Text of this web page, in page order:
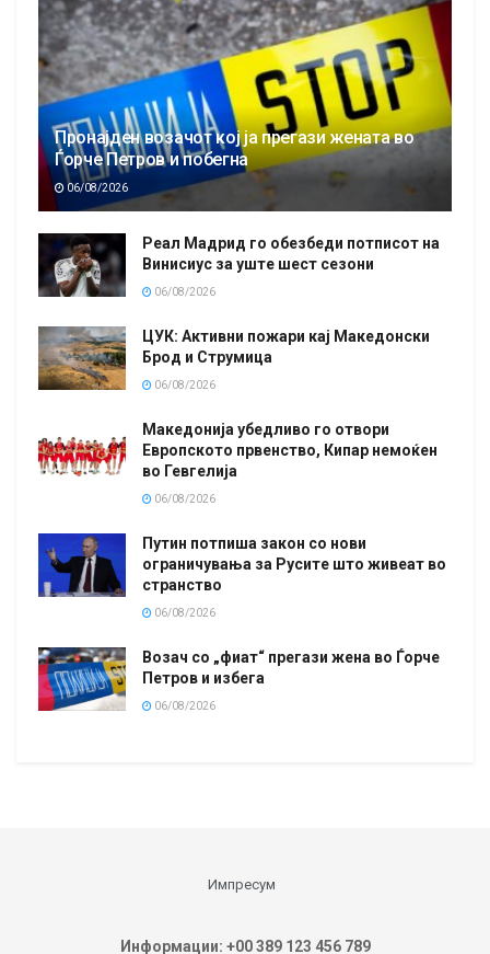
Пронајден возачот кој ја прегази жената во
Ѓорче Петров и побегна
06/08/2026
Реал Мадрид го обезбеди потписот на
Винисиус за уште шест сезони
06/08/2026
ЦУК: Активни пожари кај Македонски
Брод и Струмица
06/08/2026
Македонија убедливо го отвори
Европското првенство, Кипар немоќен
во Гевгелија
06/08/2026
Путин потпиша закон со нови
ограничувања за Русите што живеат во
странство
06/08/2026
Возач со „фиат“ прегази жена во Ѓорче
Петров и избега
06/08/2026
Импресум
Информации: +00 389 123 456 789